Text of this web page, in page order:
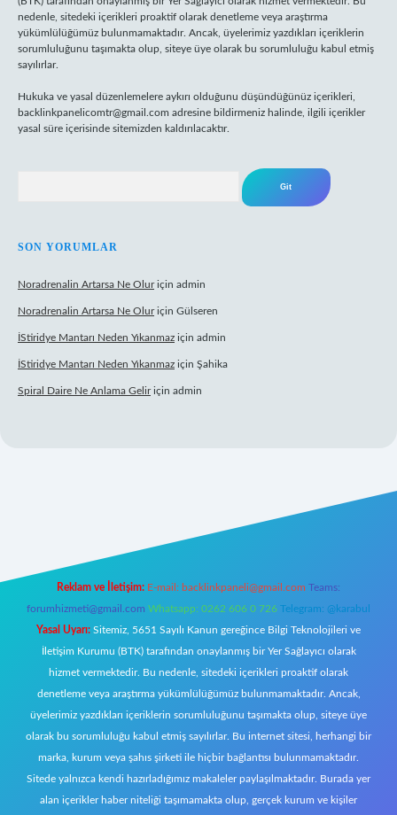
nedenle, sitedeki içerikleri proaktif olarak denetleme veya araştırma
yükümlülüğümüz bulunmamaktadır. Ancak, üyelerimiz yazdıkları içeriklerin
sorumluluğunu taşımakta olup, siteye üye olarak bu sorumluluğu kabul etmiş
sayılırlar.
Hukuka ve yasal düzenlemelere aykırı olduğunu düşündüğünüz içerikleri,
backlinkpanelicomtr@gmail.com adresine bildirmeniz halinde, ilgili içerikler
yasal süre içerisinde sitemizden kaldırılacaktır.
SON YORUMLAR
Noradrenalin Artarsa Ne Oluriçin admin
Noradrenalin Artarsa Ne Oluriçin Gülseren
İStiridye Mantarı Neden Yıkanmaz için admin
İStiridye Mantarı Neden Yıkanmaz için Şahika
Spiral Daire Ne Anlama Geliriçin admin
Reklam ve İletişim: E-mail: backlinkpaneli@gmail.com Teams:
forumhizmeti@gmail.com Whatsapp: 0262 606 0 726 Telegram: @karabul
Yasal Uyarı: Sitemiz, 5651 Sayılı Kanun gereğince Bilgi Teknolojileri ve
İletişim Kurumu (BTK) tarafından onaylanmış bir Yer Sağlayıcı olarak
hizmet vermektedir. Bu nedenle, sitedeki içerikleri proaktif olarak
denetleme veya araştırma yükümlülüğümüz bulunmamaktadır. Ancak,
üyelerimiz yazdıkları içeriklerin sorumluluğunu taşımakta olup, siteye üye
olarak bu sorumluluğu kabul etmiş sayılırlar. Bu internet sitesi, herhangi bir
marka, kurum veya şahıs şirketi ile hiçbir bağlantısı bulunmamaktadır.
Sitede yalnızca kendi hazırladığımız makaleler paylaşılmaktadır. Burada yer
alan içerikler haber niteliği taşımamakta olup, gerçek kurum ve kişiler